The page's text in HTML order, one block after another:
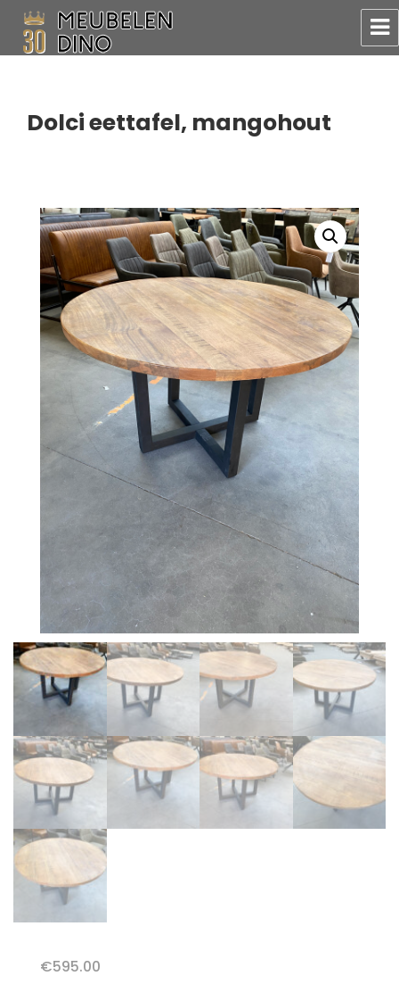
Dolci eettafel, mangohout
€595.00